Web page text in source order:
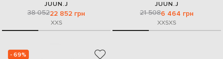
JUUN.J
38 05222 852 грн
XXS
JUUN.J
21 5086 464 грн
XXSXS
- 69%